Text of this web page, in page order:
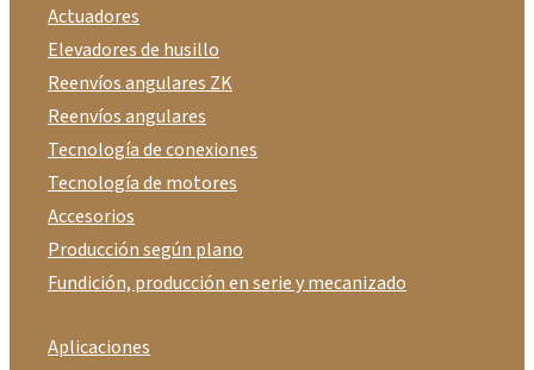
Actuadores
Elevadores de husillo
Reenvíos angulares ZK
Reenvíos angulares
Tecnología de conexiones
Tecnología de motores
Accesorios
Producción según plano
Fundición, producción en serie y mecanizado
Aplicaciones